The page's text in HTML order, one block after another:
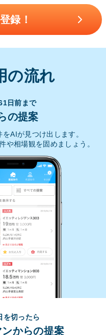
録！
の流れ
日前まで
の提案
AIが見つけ出します。
や相場観を固めましょう。
を切ったら
からの提案